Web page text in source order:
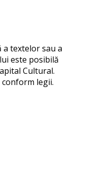
a textelor sau a
este posibilă
Cultural.
legii.